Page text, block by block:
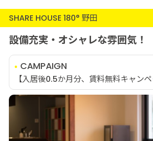
SHARE HOUSE 180° 野田
設備充実・オシャレな雰囲気！
CAMPAIGN
【入居後0.5か月分、賃料無料キャン